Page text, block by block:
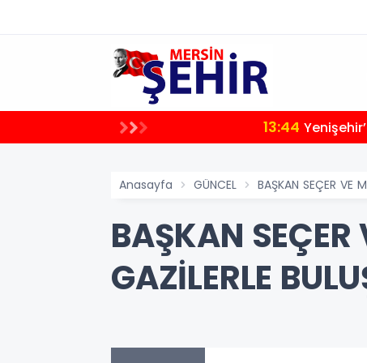
13:44
Anasayfa GÜNCEL BAŞKAN SEÇER VE
BAŞKAN SEÇER
GAZİLERLE